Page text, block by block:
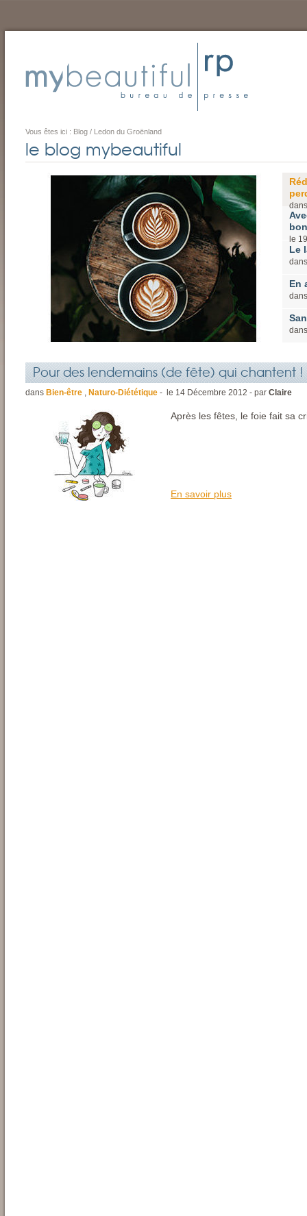
Vous êtes ici : Blog / Ledon du Groënland
le blog mybeautiful
le 19
Le
En
Pour des lendemains (de fête) qui chantent !
dans Bien-être , Naturo-Diététique - le 14 Décembre 2012 - par Claire
Après les fêtes, le foie fait sa
En savoir plus